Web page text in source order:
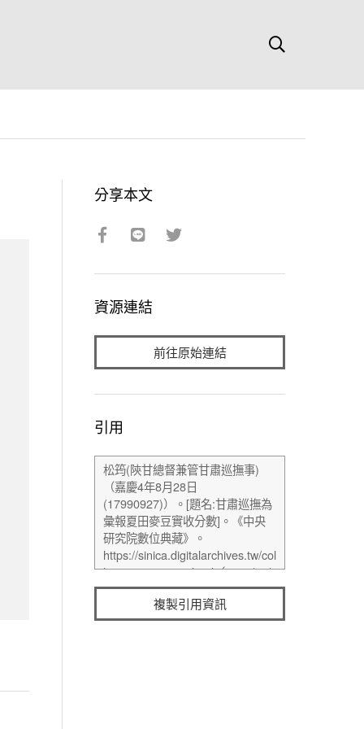
分享本文
資源連結
前往原始連結
引用
複製引用資訊